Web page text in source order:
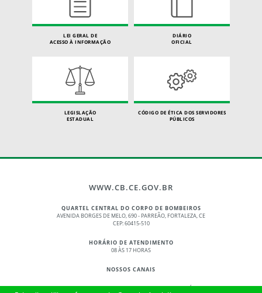
LEI GERAL DE
ACESSO À INFORMAÇÃO
DIÁRIO
OFICIAL
LEGISLAÇÃO
ESTADUAL
CÓDIGO DE ÉTICA DOS SERVIDORES
PÚBLICOS
WWW.CB.CE.GOV.BR
QUARTEL CENTRAL DO CORPO DE BOMBEIROS
AVENIDA BORGES DE MELO, 690 - PARREÃO, FORTALEZA, CE
CEP: 60415-510
HORÁRIO DE ATENDIMENTO
08 ÀS 17 HORAS
NOSSOS CANAIS
© 2017 - 2026 – GOVERNO DO ESTADO DO CEARÁ